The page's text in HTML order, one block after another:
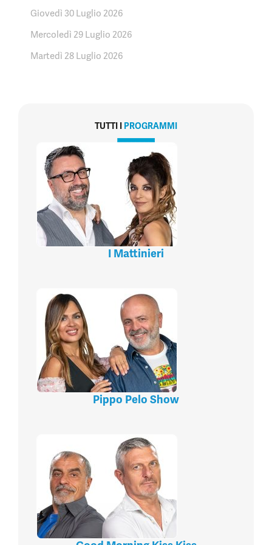
Giovedì 30 Luglio 2026
Mercoledì 29 Luglio 2026
Martedì 28 Luglio 2026
TUTTI I PROGRAMMI
I Mattinieri
Pippo Pelo Show